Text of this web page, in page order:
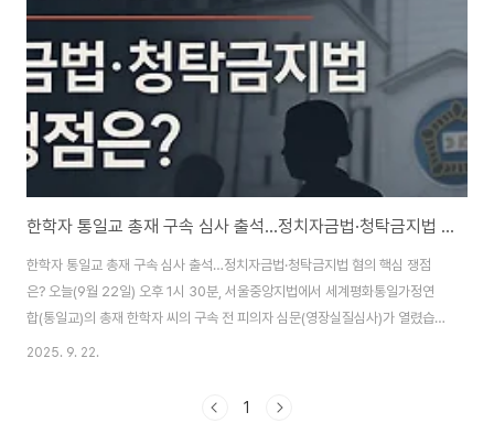
한학자 통일교 총재 구속 심사 출석…정치자금법·청탁금지법 혐의 핵심 쟁점은?
한학자 통일교 총재 구속 심사 출석…정치자금법·청탁금지법 혐의 핵심 쟁점
은? 오늘(9월 22일) 오후 1시 30분, 서울중앙지법에서 세계평화통일가정연
합(통일교)의 총재 한학자 씨의 구속 전 피의자 심문(영장실질심사)가 열렸습
니다. 이번 사건은 단순한 종교계 이슈를 넘어 정치권 로비, 청탁, 불법 정치자
사에 고가 선물·권성동 의원에 1억 정치자금특검은 한학자 총재가 김건희 여사
2025. 9. 22.
1